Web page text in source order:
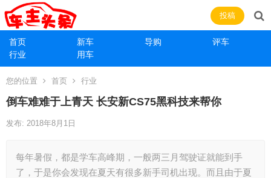
首页 新车 导购
评车
行业
用车
投稿
您的位置 首页 行业
倒车难难于上青天 长安新CS75黑科技来帮你
发布: 2018年8月1日
每年暑假，都是学车高峰期，一般两三月驾驶证就能到手
了，于是你会发现在夏天有很多新手司机出现。而且由于夏